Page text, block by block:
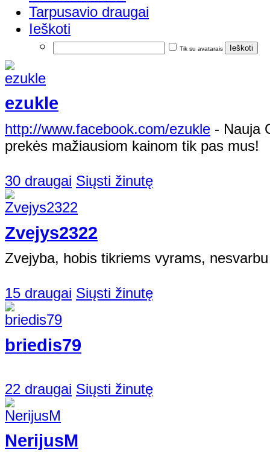
Tarpusavio draugai
Ieškoti
Tik su avatarais
ezukle
http://www.facebook.com/ezukle - Nauja
prekės mažiausiom kainom tik pas mus!
30 draugai Siųsti žinutę
Zvejys2322
Zvejyba, hobis tikriems vyrams,
15 draugai Siųsti žinutę
briedis79
22 draugai Siųsti žinutę
NerijusM